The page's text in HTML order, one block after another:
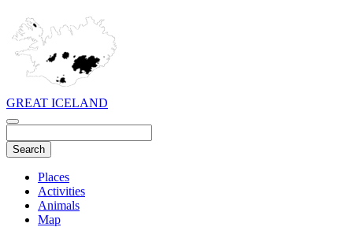
GREAT ICELAND
Places
Activities
Animals
Map